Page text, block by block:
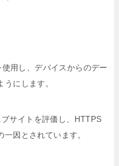
用し、デバイスからのデー
うにします。
サイトを評価し、HTTPS
因とされています。